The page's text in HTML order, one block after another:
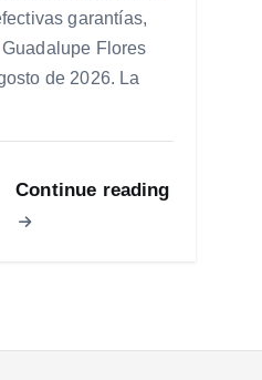
garantías,
Flores
de 2026. La
Continue reading